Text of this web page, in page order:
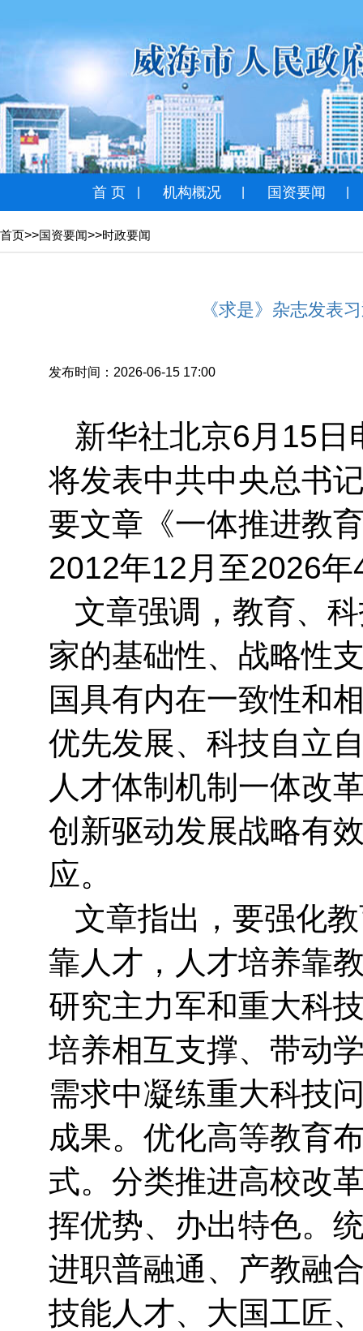
首 页 机构概况 国资要闻
首页>>国资要闻>>时政要闻
《求是》杂志发表
发布时间：2026-06-15 17:00
新华社北京6月15
将发表中共中央总书
要文章《一体推进教
2012年12月至2026
文章强调，教育、
家的基础性、战略性
国具有内在一致性和
优先发展、科技自立
人才体制机制一体改
创新驱动发展战略有
应。
文章指出，要强化
靠人才，人才培养靠
研究主力军和重大科
培养相互支撑、带动
需求中凝练重大科技
成果。优化高等教育
式。分类推进高校改
挥优势、办出特色。
进职普融通、产教融
技能人才、大国工匠